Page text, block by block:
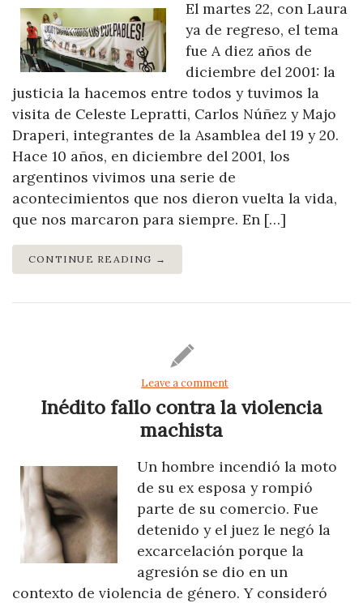
El martes 22, con Laura
ya de regreso, el tema
fue A diez años de
diciembre del 2001: la
justicia la hacemos entre todos y tuvimos la
visita de Celeste Lepratti, Carlos Núñez y Majo
Draperi, integrantes de la Asamblea del 19 y 20.
Hace 10 años, en diciembre del 2001, los
argentinos vivimos una serie de
acontecimientos que nos dieron vuelta la vida,
que nos marcaron para siempre. En […]
CONTINUE READING →
Leave a comment
Inédito fallo contra la violencia
machista
Un hombre incendió la moto
de su ex esposa y rompió
parte de su comercio. Fue
detenido y el juez le negó la
excarcelación porque la
agresión se dio en un
contexto de violencia de género. Y consideró